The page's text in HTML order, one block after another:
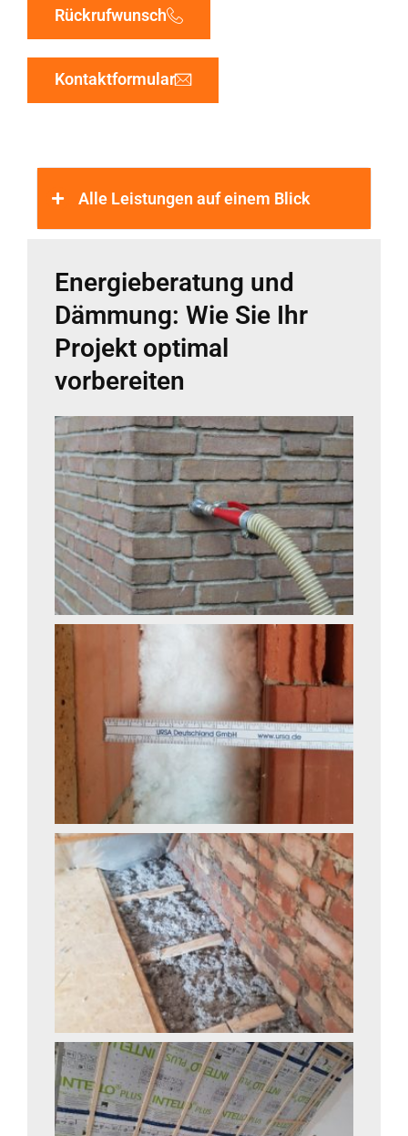
Rückrufwunsch
Kontaktformular
Alle Leistungen auf einem Blick
Energieberatung und
Dämmung: Wie Sie Ihr
Projekt optimal
vorbereiten